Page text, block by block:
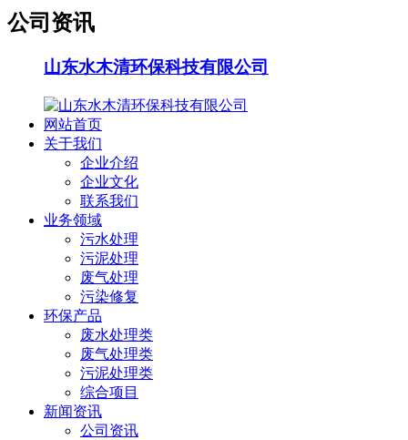
公司资讯
山东水木清环保科技有限公司
网站首页
关于我们
企业介绍
企业文化
联系我们
业务领域
污水处理
污泥处理
废气处理
污染修复
环保产品
废水处理类
废气处理类
污泥处理类
综合项目
新闻资讯
公司资讯